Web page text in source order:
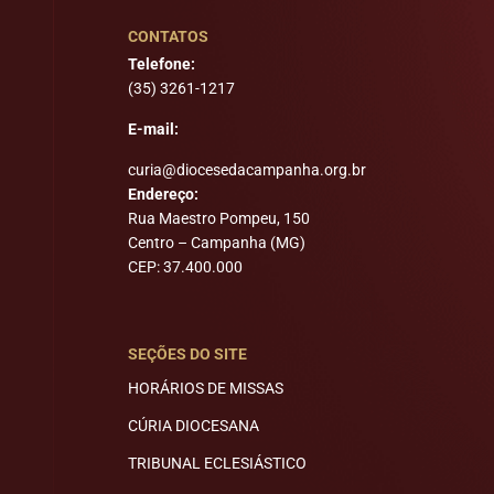
CONTATOS
Telefone:
(35) 3261-1217
E-mail:
curia@diocesedacampanha.org.br
Endereço:
Rua Maestro Pompeu, 150
Centro – Campanha (MG)
CEP: 37.400.000
SEÇÕES DO SITE
HORÁRIOS DE MISSAS
CÚRIA DIOCESANA
TRIBUNAL ECLESIÁSTICO